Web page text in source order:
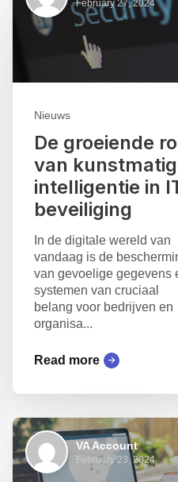
February 27, 2024
Nieuws
De groeiende
van
intelligentie in
beveiliging
In de digitale wereld van
vandaag is de
van gevoelige gegevens
systemen van cruciaal
belang voor bedrijven en
organisa...
Read more
VA Account
February 23, 2024